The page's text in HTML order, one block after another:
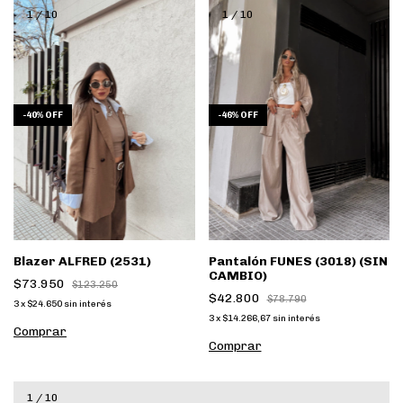
1/10
-40% OFF
Blazer ALFRED (2531)
$73.950
$123.250
3x $24.650 sin interés
Comprar
1/ 10
-46% OFF
Pantalón FUNES (3018) (SIN
CAMBIO)
$42.800
$78.790
3 x $14.266,67 sin interés
Comprar
1 / 10